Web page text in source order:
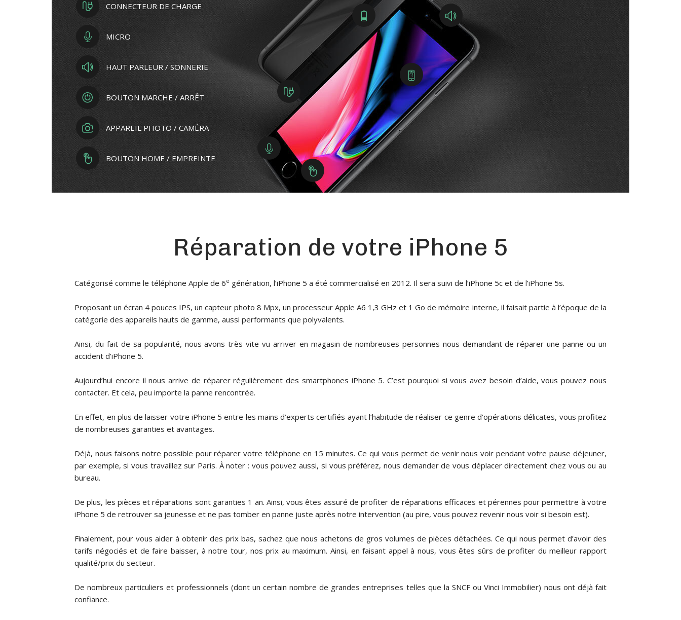
CONNECTEUR DE CHARGE
MICRO
HAUT PARLEUR / SONNERIE
BOUTON MARCHE / ARRÊT
APPAREIL PHOTO / CAMÉRA
BOUTON HOME / EMPREINTE
Réparation de votre iPhone 5
Catégorisé comme le téléphone Apple de 6e génération, l’iPhone 5 a été commercialisé en 2012. Il sera suivi de l’iPhone 5c et de l’iPhone 5s.
Proposant un écran 4 pouces IPS, un capteur photo 8 Mpx, un processeur Apple A6 1,3 GHz et 1 Go de mémoire interne, il faisait partie à l’époque de la
catégorie des appareils hauts de gamme, aussi performants que polyvalents.
Ainsi, du fait de sa popularité, nous avons très vite vu arriver en magasin de nombreuses personnes nous demandant de réparer une panne ou un
accident d’iPhone 5.
Aujourd’hui encore il nous arrive de réparer régulièrement des smartphones iPhone 5. C’est pourquoi si vous avez besoin d’aide, vous pouvez nous
contacter. Et cela, peu importe la panne rencontrée.
En effet, en plus de laisser votre iPhone 5 entre les mains d’experts certifiés ayant l’habitude de réaliser ce genre d’opérations délicates, vous profitez
de nombreuses garanties et avantages.
Déjà, nous faisons notre possible pour réparer votre téléphone en 15 minutes. Ce qui vous permet de venir nous voir pendant votre pause déjeuner,
par exemple, si vous travaillez sur Paris. À noter : vous pouvez aussi, si vous préférez, nous demander de vous déplacer directement chez vous ou au
bureau.
De plus, les pièces et réparations sont garanties 1 an. Ainsi, vous êtes assuré de profiter de réparations efficaces et pérennes pour permettre à votre
iPhone 5 de retrouver sa jeunesse et ne pas tomber en panne juste après notre intervention (au pire, vous pouvez revenir nous voir si besoin est).
Finalement, pour vous aider à obtenir des prix bas, sachez que nous achetons de gros volumes de pièces détachées. Ce qui nous permet d’avoir des
tarifs négociés et de faire baisser, à notre tour, nos prix au maximum. Ainsi, en faisant appel à nous, vous êtes sûrs de profiter du meilleur rapport
qualité/prix du secteur.
De nombreux particuliers et professionnels (dont un certain nombre de grandes entreprises telles que la SNCF ou Vinci Immobilier) nous ont déjà fait
confiance.